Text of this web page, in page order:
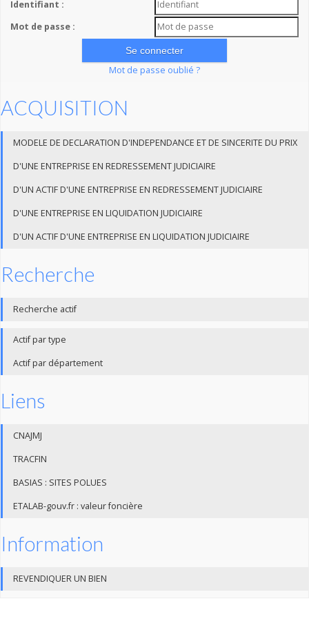
Identifiant :
Mot de passe :
Mot de passe oublié ?
ACQUISITION
MODELE DE DECLARATION D'INDEPENDANCE ET DE SINCERITE DU PRIX
D'UNE ENTREPRISE EN REDRESSEMENT JUDICIAIRE
D'UN ACTIF D'UNE ENTREPRISE EN REDRESSEMENT JUDICIAIRE
D'UNE ENTREPRISE EN LIQUIDATION JUDICIAIRE
D'UN ACTIF D'UNE ENTREPRISE EN LIQUIDATION JUDICIAIRE
Recherche
Recherche actif
Actif par type
Actif par département
Liens
CNAJMJ
TRACFIN
BASIAS : SITES POLUES
ETALAB-gouv.fr : valeur foncière
Information
REVENDIQUER UN BIEN